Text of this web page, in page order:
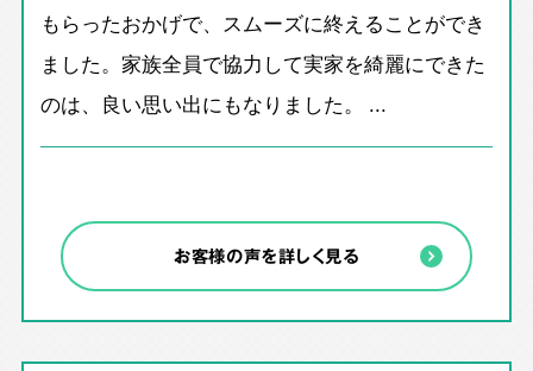
もらったおかげで、スムーズに終えることができ
ました。家族全員で協力して実家を綺麗にできた
のは、良い思い出にもなりました。 ...
お客様の声を詳しく見る